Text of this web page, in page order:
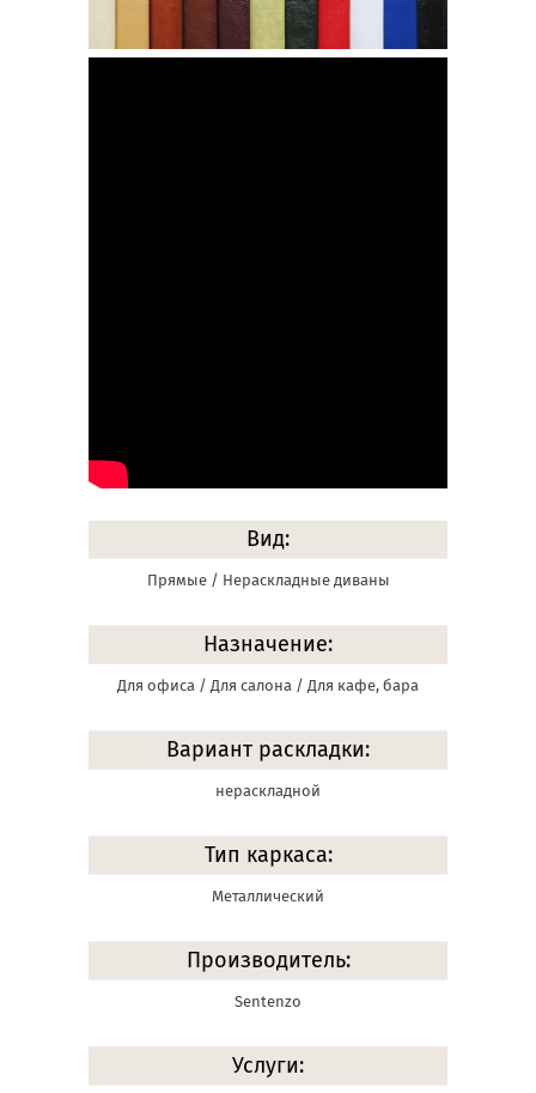
Вид:
Прямые / Нераскладные диваны
Назначение:
Для офиса / Для салона / Для кафе, бара
Вариант раскладки:
нераскладной
Тип каркаса:
Металлический
Производитель:
Sentenzo
Услуги: